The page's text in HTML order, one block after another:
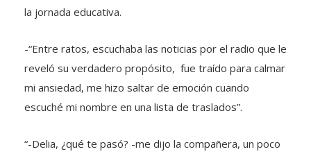
la jornada educativa.
-“Entre ratos, escuchaba las noticias por el radio que le
reveló su verdadero propósito, fue traído para calmar
mi ansiedad, me hizo saltar de emoción cuando
escuché mi nombre en una lista de traslados”.
“-Delia, ¿qué te pasó? -me dijo la compañera, un poco